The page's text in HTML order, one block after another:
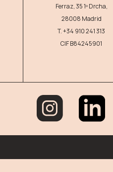
Ferraz, 35 1º Drcha,
28008 Madrid
T.+34 910 241 313
CIF B84245901